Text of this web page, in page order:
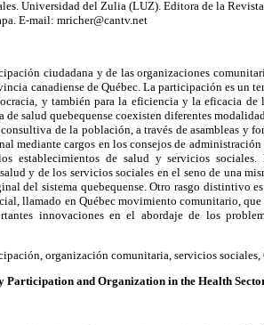
Universidad del Zulia (LUZ). Editora de la Revista
E-mail: mricher@cantv.net
ciudadana y de las organizaciones
canadiense de Québec. La participación es un
y también para la eficiencia y la eficacia de
de salud quebequense coexisten diferentes
de la población, a través de asambleas y
mediante cargos en los consejos de administración
establecimientos de salud y servicios sociales.
y de los servicios sociales en el seno de una
del sistema quebequense. Otro rasgo distintivo
llamado en Québec movimiento comunitario, que
innovaciones en el abordaje de los
organización comunitaria, servicios sociales,
Participation and Organization in the Health